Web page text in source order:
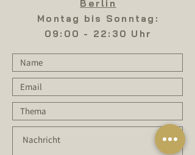
Berlin
Montag bis Sonntag:
09:00 - 22:30 Uhr